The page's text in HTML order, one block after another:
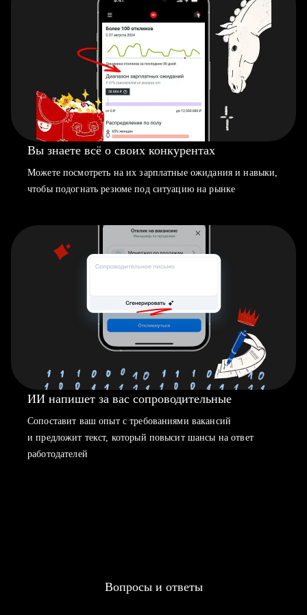
Вы знаете всё о своих конкурентах
Можете посмотреть на их зарплатные ожидания и навыки,
чтобы подогнать резюме под ситуацию на рынке
ИИ напишет за вас сопроводительные
Сопоставит ваш опыт с требованиями вакансий
и предложит текст, который повысит шансы на ответ
работодателей
Вопросы и ответы